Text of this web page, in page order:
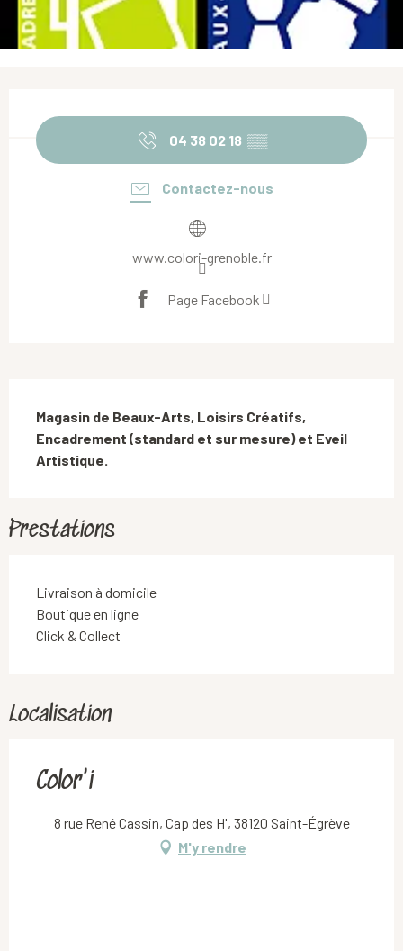
04 38 02 18 ▒▒
Contactez-nous
www.colori-grenoble.fr
Page Facebook
Magasin de Beaux-Arts, Loisirs Créatifs,
Encadrement (standard et sur mesure) et Eveil
Artistique.
Prestations
Livraison à domicile
Boutique en ligne
Click & Collect
Localisation
Color'i
8 rue René Cassin, Cap des H', 38120 Saint-Égrève
M'y rendre